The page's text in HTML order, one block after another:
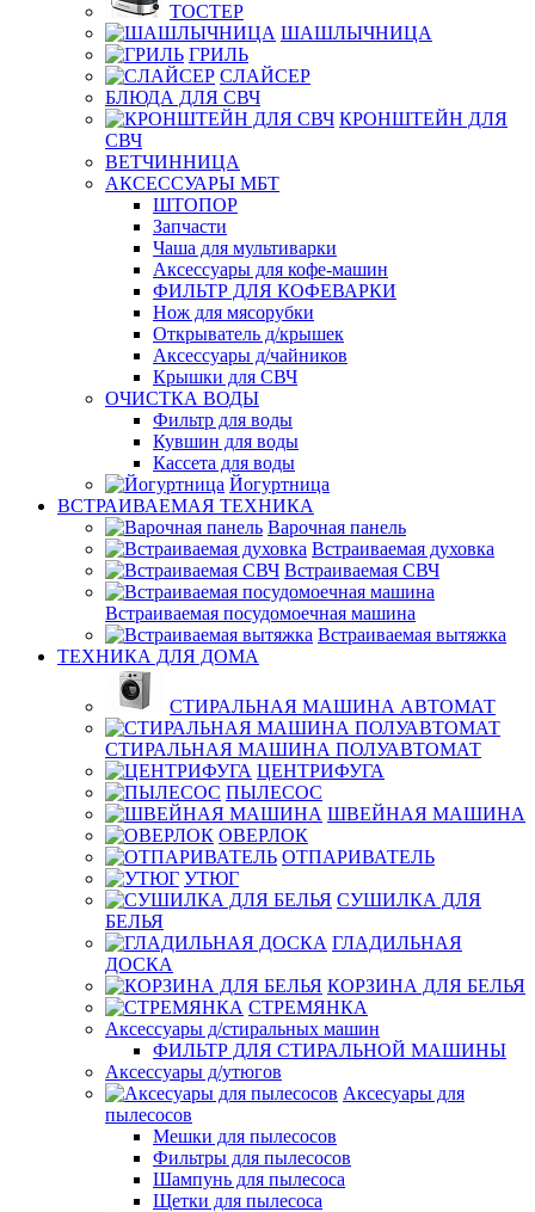
ТОСТЕР
ШАШЛЫЧНИЦА
ГРИЛЬ
СЛАЙСЕР
БЛЮДА ДЛЯ СВЧ
КРОНШТЕЙН ДЛЯ
СВЧ
ВЕТЧИННИЦА
АКСЕССУАРЫ МБТ
ШТОПОР
Запчасти
Чаша для мультиварки
Аксессуары для кофе-машин
ФИЛЬТР ДЛЯ КОФЕВАРКИ
Нож для мясорубки
Открыватель д/крышек
Аксессуары д/чайников
Крышки для СВЧ
ОЧИСТКА ВОДЫ
Фильтр для воды
Кувшин для воды
Кассета для воды
Йогуртница
ВСТРАИВАЕМАЯ ТЕХНИКА
Варочная панель
Встраиваемая духовка
Встраиваемая СВЧ
Встраиваемая посудомоечная машина
Встраиваемая вытяжка
ТЕХНИКА ДЛЯ ДОМА
СТИРАЛЬНАЯ МАШИНА АВТОМАТ
СТИРАЛЬНАЯ МАШИНА ПОЛУАВТОМАТ
ЦЕНТРИФУГА
ПЫЛЕСОС
ШВЕЙНАЯ МАШИНА
ОВЕРЛОК
ОТПАРИВАТЕЛЬ
УТЮГ
СУШИЛКА ДЛЯ
БЕЛЬЯ
ГЛАДИЛЬНАЯ
ДОСКА
КОРЗИНА ДЛЯ БЕЛЬЯ
СТРЕМЯНКА
Аксессуары д/стиральных машин
ФИЛЬТР ДЛЯ СТИРАЛЬНОЙ МАШИНЫ
Аксессуары д/утюгов
Аксесуары для
пылесосов
Мешки для пылесосов
Фильтры для пылесосов
Шампунь для пылесоса
Щетки для пылесоса